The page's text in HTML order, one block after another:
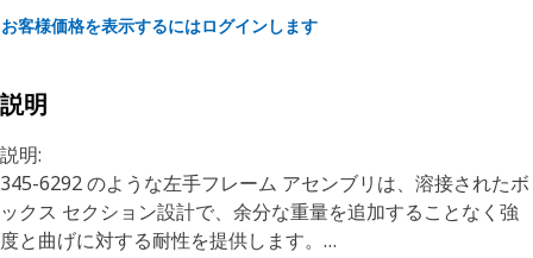
お客様価格を表示するにはログインします
説明
説明:
345-6292 のような左手フレーム アセンブリは、溶接されたボ
ックス セクション設計で、余分な重量を追加することなく強
度と曲げに対する耐性を提供します。